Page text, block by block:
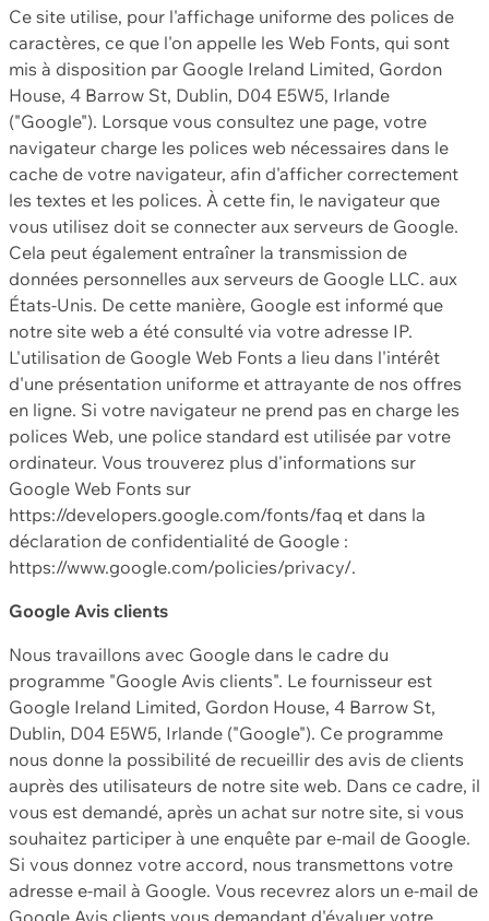
Ce site utilise, pour l'affichage uniforme des polices de
caractères, ce que l'on appelle les Web Fonts, qui sont
mis à disposition par Google Ireland Limited, Gordon
House, 4 Barrow St, Dublin, D04 E5W5, Irlande
("Google"). Lorsque vous consultez une page, votre
navigateur charge les polices web nécessaires dans le
cache de votre navigateur, afin d'afficher correctement
les textes et les polices. À cette fin, le navigateur que
vous utilisez doit se connecter aux serveurs de Google.
Cela peut également entraîner la transmission de
données personnelles aux serveurs de Google LLC. aux
États-Unis. De cette manière, Google est informé que
notre site web a été consulté via votre adresse IP.
L'utilisation de Google Web Fonts a lieu dans l'intérêt
d'une présentation uniforme et attrayante de nos offres
en ligne. Si votre navigateur ne prend pas en charge les
polices Web, une police standard est utilisée par votre
ordinateur. Vous trouverez plus d'informations sur
Google Web Fonts sur
https://developers.google.com/fonts/faq et dans la
déclaration de confidentialité de Google :
https://www.google.com/policies/privacy/.
Google Avis clients
Nous travaillons avec Google dans le cadre du
programme "Google Avis clients". Le fournisseur est
Google Ireland Limited, Gordon House, 4 Barrow St,
Dublin, D04 E5W5, Irlande ("Google"). Ce programme
nous donne la possibilité de recueillir des avis de clients
auprès des utilisateurs de notre site web. Dans ce cadre, il
vous est demandé, après un achat sur notre site, si vous
souhaitez participer à une enquête par e-mail de Google.
Si vous donnez votre accord, nous transmettons votre
adresse e-mail à Google. Vous recevrez alors un e-mail de